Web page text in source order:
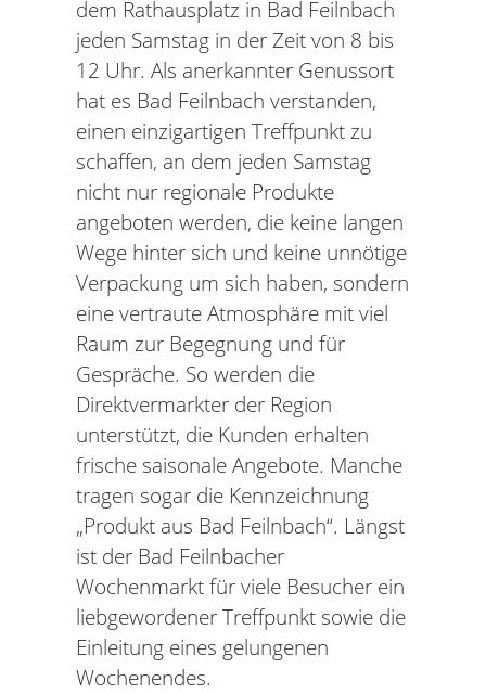
dem Rathausplatz in Bad Feilnbach
jeden Samstag in der Zeit von 8 bis
12 Uhr. Als anerkannter Genussort
hat es Bad Feilnbach verstanden,
einen einzigartigen Treffpunkt zu
schaffen, an dem jeden Samstag
nicht nur regionale Produkte
angeboten werden, die keine langen
Wege hinter sich und keine unnötige
Verpackung um sich haben, sondern
eine vertraute Atmosphäre mit viel
Raum zur Begegnung und für
Gespräche. So werden die
Direktvermarkter der Region
unterstützt, die Kunden erhalten
frische saisonale Angebote. Manche
tragen sogar die Kennzeichnung
„Produkt aus Bad Feilnbach“. Längst
ist der Bad Feilnbacher
Wochenmarkt für viele Besucher ein
liebgewordener Treffpunkt sowie die
Einleitung eines gelungenen
Wochenendes.